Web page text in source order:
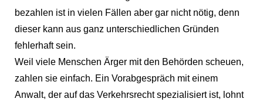
bezahlen ist in vielen Fällen aber gar nicht nötig, denn
dieser kann aus ganz unterschiedlichen Gründen
fehlerhaft sein.
Weil viele Menschen Ärger mit den Behörden scheuen,
zahlen sie einfach. Ein Vorabgespräch mit einem
Anwalt, der auf das Verkehrsrecht spezialisiert ist, lohnt